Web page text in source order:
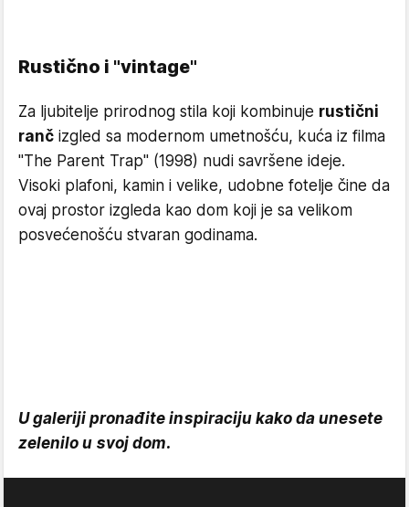
Rustično i "vintage"
Za ljubitelje prirodnog stila koji kombinuje rustični
ranč izgled sa modernom umetnošću, kuća iz filma
"The Parent Trap" (1998) nudi savršene ideje.
Visoki plafoni, kamin i velike, udobne fotelje čine da
ovaj prostor izgleda kao dom koji je sa velikom
posvećenošću stvaran godinama.
U galeriji pronađite inspiraciju kako da unesete
zelenilo u svoj dom.